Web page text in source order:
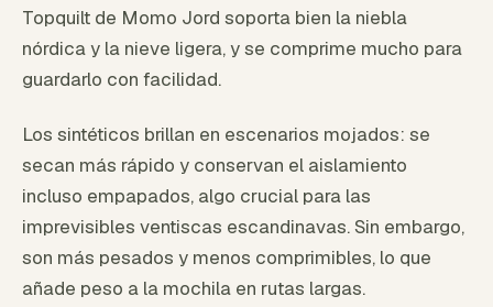
Topquilt de Momo Jord soporta bien la niebla
nórdica y la nieve ligera, y se comprime mucho para
guardarlo con facilidad.
Los sintéticos brillan en escenarios mojados: se
secan más rápido y conservan el aislamiento
incluso empapados, algo crucial para las
imprevisibles ventiscas escandinavas. Sin embargo,
son más pesados y menos comprimibles, lo que
añade peso a la mochila en rutas largas.